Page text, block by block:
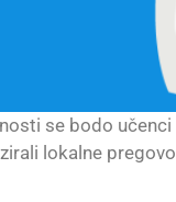
se bodo
lokalne